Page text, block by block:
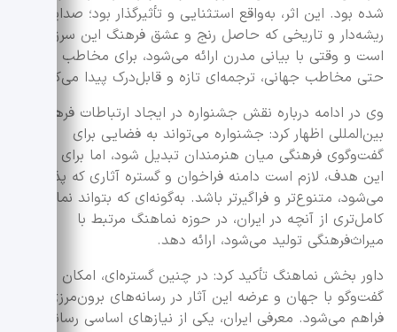
شده بود. این اثر، به‌واقع استثنایی و تأثیرگذار بود؛ صدایی
ریشه‌دار و تاریخی که حاصل رنج و عشق فرهنگ این سرزمین
است و وقتی با بیانی مدرن ارائه می‌شود، برای مخاطب امروز و
حتی مخاطب جهانی، ترجمه‌ای تازه و قابل‌درک پیدا می‌کند.
وی در ادامه درباره نقش جشنواره در ایجاد ارتباطات فرهنگی
بین‌المللی اظهار کرد: جشنواره می‌تواند به فضایی برای
گفت‌وگوی فرهنگی میان هنرمندان تبدیل شود، اما برای تحقق
این هدف، لازم است دامنه فراخوان و گستره آثاری که پذیرفته
می‌شود، متنوع‌تر و فراگیرتر باشد. به‌گونه‌ای که بتواند نمایندگی
کامل‌تری از آنچه در ایران، در حوزه نماهنگ مرتبط با
میراث‌فرهنگی تولید می‌شود، ارائه دهد.
داور بخش نماهنگ تأکید کرد: در چنین گستره‌ای، امکان
گفت‌وگو با جهان و عرضه این آثار در رسانه‌های برون‌مرزی نیز
فراهم می‌شود. معرفی ایران، یکی از نیازهای اساسی رسانه‌های